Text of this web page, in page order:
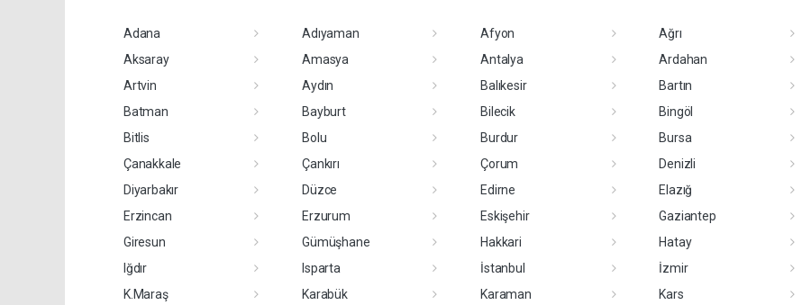
Adana Adıyaman Afyon
Ağrı
Aksaray
Amasya Antalya
Ardahan
Artvin
Aydın Balıkesir
Bartın
Batman
Bayburt Bilecik
Bingöl
Bitlis
Bolu Burdur
Bursa
Çanakkale
Çankırı Çorum
Denizli
Diyarbakır
Düzce Edirne
Elazığ
Erzincan
Erzurum Eskişehir
Gaziantep
Giresun
Gümüşhane Hakkari
Hatay
Iğdır
Isparta İstanbul
İzmir
K.Maraş
Karabük Karaman
Kars